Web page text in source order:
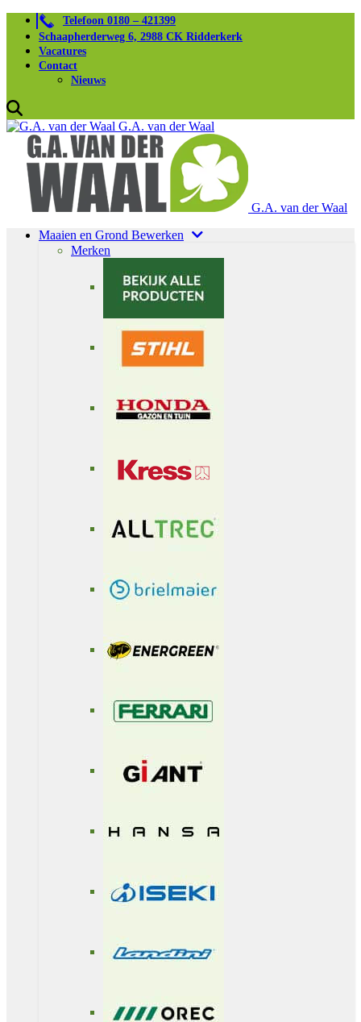
Telefoon 0180 – 421399
Schaapherderweg 6, 2988 CK Ridderkerk
Vacatures
Contact
Nieuws
G.A. van der Waal
G.A. van der Waal
Maaien en Grond Bewerken
Merken